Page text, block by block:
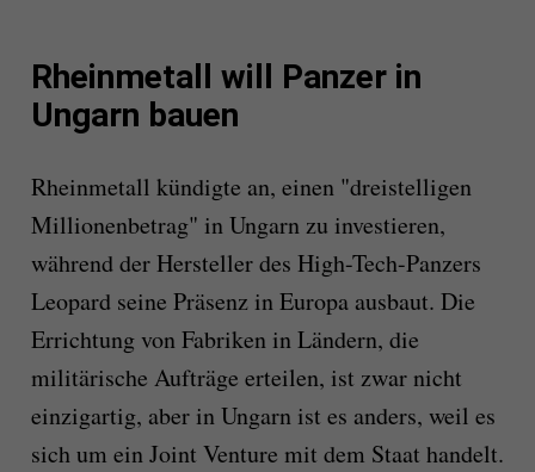
Rheinmetall will Panzer in
Ungarn bauen
Rheinmetall kündigte an, einen "dreistelligen
Millionenbetrag" in Ungarn zu investieren,
während der Hersteller des High-Tech-Panzers
Leopard seine Präsenz in Europa ausbaut. Die
Errichtung von Fabriken in Ländern, die
militärische Aufträge erteilen, ist zwar nicht
einzigartig, aber in Ungarn ist es anders, weil es
sich um ein Joint Venture mit dem Staat handelt.